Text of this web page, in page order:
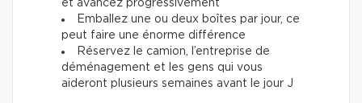
et avancez progressivement
Emballez une ou deux boîtes par jour, ce
peut faire une énorme différence
Réservez le camion, l’entreprise de
déménagement et les gens qui vous
aideront plusieurs semaines avant le jour J